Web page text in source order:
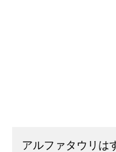
アルファタウリは